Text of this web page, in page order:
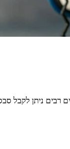
ניתן לקבל